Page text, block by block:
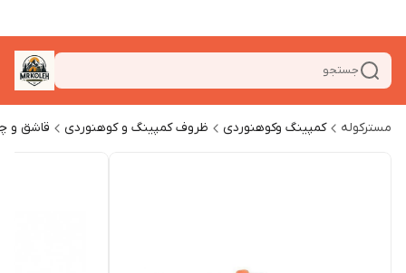
جستجو
مسترکوله کمپینگ وکوهنوردی ظروف کمپینگ و کوهنوردی قاشق و